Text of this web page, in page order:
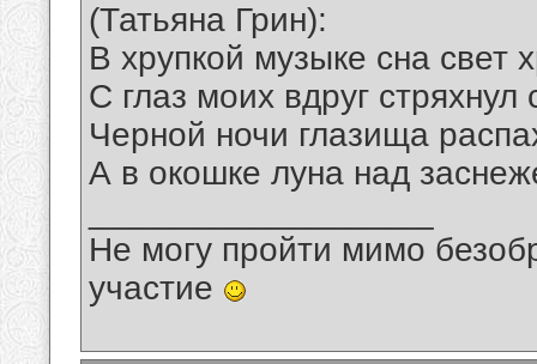
(Татьяна Грин):
В хрупкой музыке сна свет
С глаз моих вдруг
Черной ночи глазища
А в окошке луна над
Не могу пройти мимо
участие